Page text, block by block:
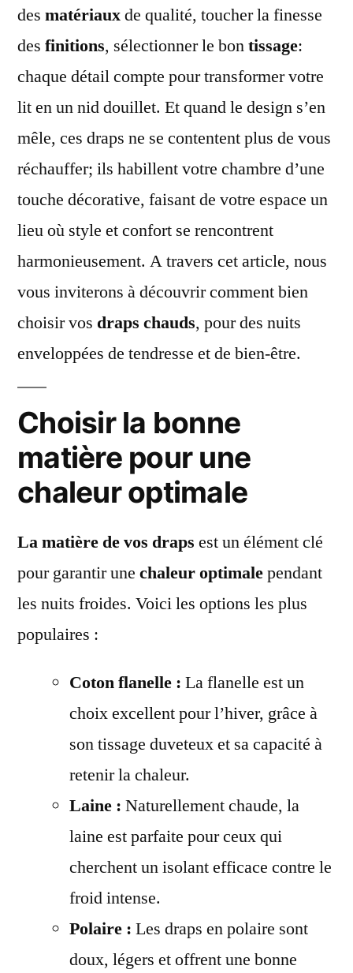
des matériauxde qualité, toucher la finesse
des finitions, sélectionner le bontissage:
chaque détail compte pour transformer votre
lit en un nid douillet. Et quand le design s’en
mêle, ces draps ne se contentent plus de vous
réchauffer; ils habillent votre chambre d’une
touche décorative, faisant de votre espace un
lieu où style et confort se rencontrent
harmonieusement. A travers cet article, nous
vous inviterons à découvrir comment bien
choisir vos draps chauds, pour des nuits
enveloppées de tendresse et de bien-être.
Choisir la bonne
matière pour une
chaleur optimale
La matière de vos draps est un élément clé
pour garantir une chaleur optimalependant
les nuits froides. Voici les options les plus
populaires :
Coton flanelle : La flanelle est un
choix excellent pour l’hiver, grâce à
son tissage duveteux et sa capacité à
retenir la chaleur.
Laine : Naturellement chaude, la
laine est parfaite pour ceux qui
cherchent un isolant efficace contre le
froid intense.
Polaire : Les draps en polaire sont
doux, légers et offrent une bonne